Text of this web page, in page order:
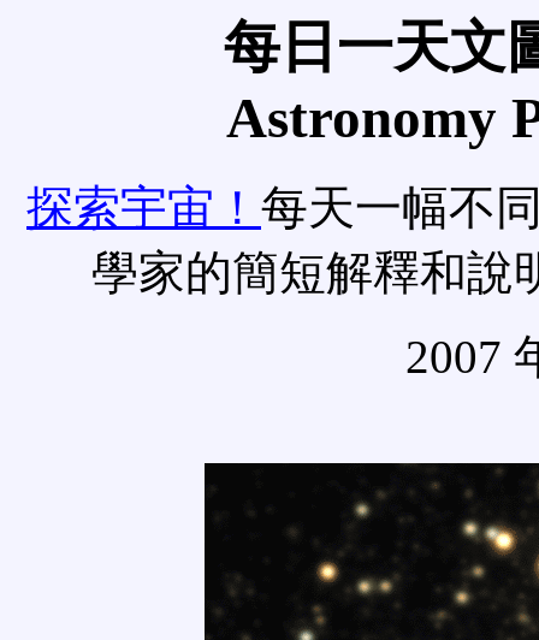
每日一天文
Astronomy
探索宇宙！ 每天一幅不
學家的簡短解釋和說
2007